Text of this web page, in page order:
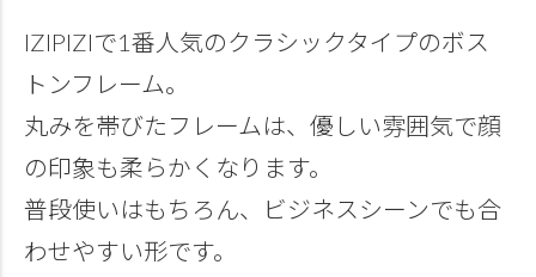
IZIPIZIで1番人気のクラシックタイプのボス
トンフレーム。
丸みを帯びたフレームは、優しい雰囲気で顔
の印象も柔らかくなります。
普段使いはもちろん、ビジネスシーンでも合
わせやすい形です。